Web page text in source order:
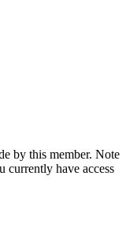
by this member. Note
currently have access